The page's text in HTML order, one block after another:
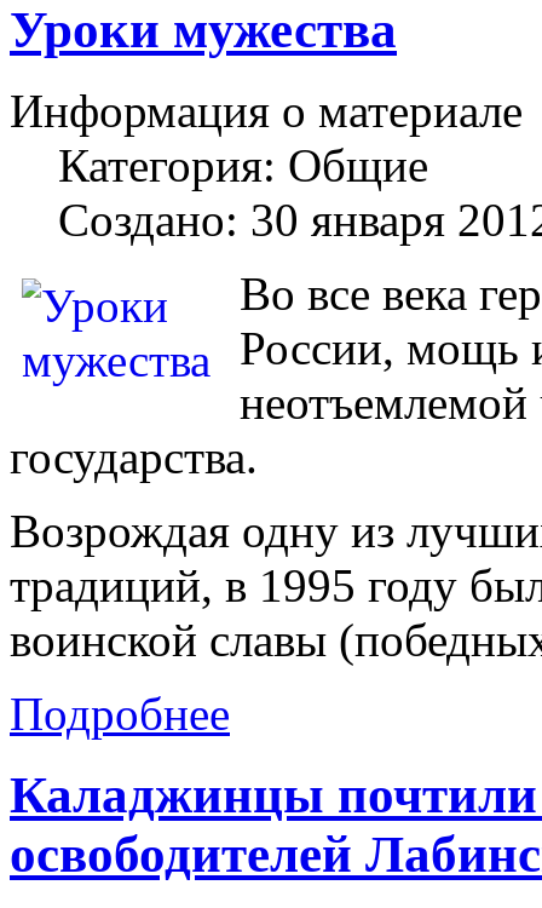
Уроки мужества
Информация о материале
Категория: Общие
Создано: 30 января
Во все века
России, мощь
неотъемлемой
государства.
Возрождая одну из
традиций, в 1995 году
воинской славы
Подробнее
Каладжинцы
освободителей